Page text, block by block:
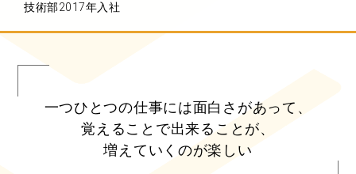
技術部2017年入社
一つひとつの仕事には面白さがあって、
覚えることで出来ることが、
増えていくのが楽しい